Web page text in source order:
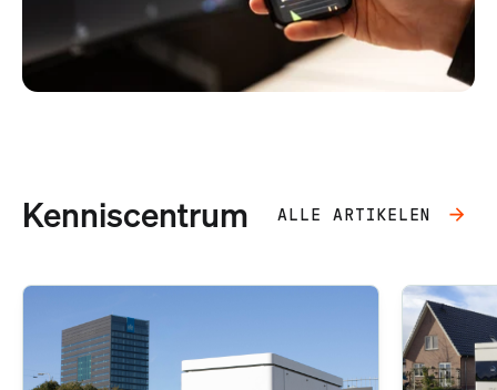
Kenniscentrum ALLE ARTIKELEN